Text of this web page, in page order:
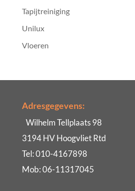
Tapijtreiniging
Unilux
Vloeren
Adresgegevens:
Wilhelm Tellplaats 98
3194 HV Hoogvliet Rtd
Tel: 010-4167898
Mob: 06-11317045